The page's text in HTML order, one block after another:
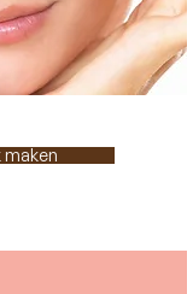
maken